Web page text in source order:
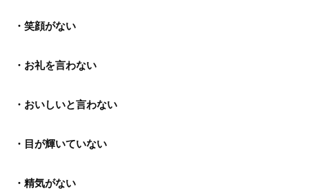
・笑顔がない
・お礼を言わない
・おいしいと言わない
・目が輝いていない
・精気がない